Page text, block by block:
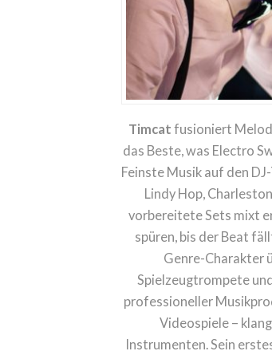
Timcat fusioniert
das Beste, was Electro
Feinste Musik auf den
Lindy Hop,
vorbereitete Sets mixt
spüren, bis der Beat
Genre-Charakter
Spielzeugtrompete
professioneller
Videospiele –
Instrumenten. Sein